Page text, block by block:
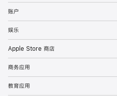
账户
娱乐
Apple Store 商店
商务应用
教育应用